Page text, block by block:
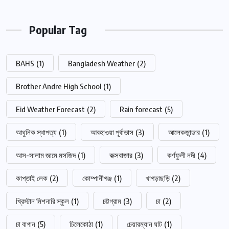
Popular Tag
BAHS (1) Bangladesh Weather (2)
Brother Andre High School (1)
Eid Weather Forecast (2) Rain forecast (5)
আধুনিক স্থাপত্য (1) আবহাওয়া পূর্বাভাস (3) আলেকজান্ডার (1)
আস-সালাম জামে মসজিদ (1) কক্সবাজার (3) কর্ণফুলী নদী (4)
কাপ্তাই লেক (2) কোম্পানীগঞ্জ (1) খাগড়াছড়ি (2)
খ্রিস্টান মিশনারি স্কুল (1) চট্টগ্রাম (3) চা (2)
চা বাগান (5) চিলেকোঠা (1) চেয়ারম্যান ঘাট (1)